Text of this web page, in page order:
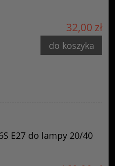
32,00 zł
do koszyka
E27 do lampy 20/40